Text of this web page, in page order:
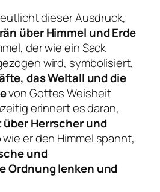
dieser Ausdruck,
über Himmel und Erde
der wie ein Sack
wird, symbolisiert,
das Weltall und die
von Gottes Weisheit
erinnert es daran,
Herrscher und
wie er den Himmel spannt,
und
Ordnung lenken und